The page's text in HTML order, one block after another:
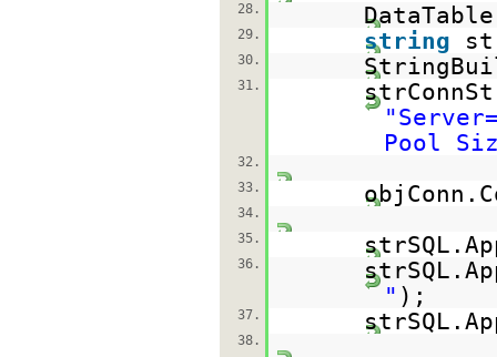
28.
29. string
30.
31.
Pool
32.
33.
34.
35.
36.
" );
37.
38.